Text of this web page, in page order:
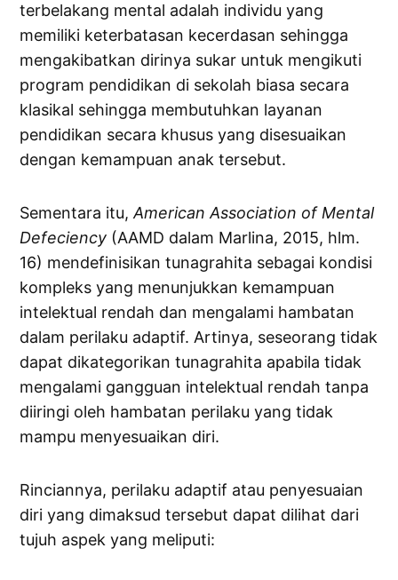
terbelakang mental adalah individu yang
memiliki keterbatasan kecerdasan sehingga
mengakibatkan dirinya sukar untuk mengikuti
program pendidikan di sekolah biasa secara
klasikal sehingga membutuhkan layanan
pendidikan secara khusus yang disesuaikan
dengan kemampuan anak tersebut.
Sementara itu,American Association of Mental
Defeciency (AAMD dalam Marlina, 2015, hlm.
16) mendefinisikan tunagrahita sebagai kondisi
kompleks yang menunjukkan kemampuan
intelektual rendah dan mengalami hambatan
dalam perilaku adaptif. Artinya, seseorang tidak
dapat dikategorikan tunagrahita apabila tidak
mengalami gangguan intelektual rendah tanpa
diiringi oleh hambatan perilaku yang tidak
mampu menyesuaikan diri.
Rinciannya, perilaku adaptif atau penyesuaian
diri yang dimaksud tersebut dapat dilihat dari
tujuh aspek yang meliputi: